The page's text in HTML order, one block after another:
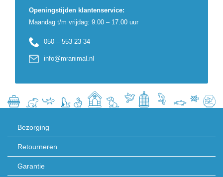
Openingstijden klantenservice:
Maandag t/m vrijdag: 9.00 – 17.00 uur
050 – 553 23 34
info@mranimal.nl
Bezorging
Retourneren
Garantie